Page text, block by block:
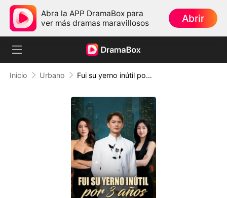
Abra la APP DramaBox para
ver más dramas maravillosos
Abrir
Inicio Urbano Fui su yerno inútil por 3 años